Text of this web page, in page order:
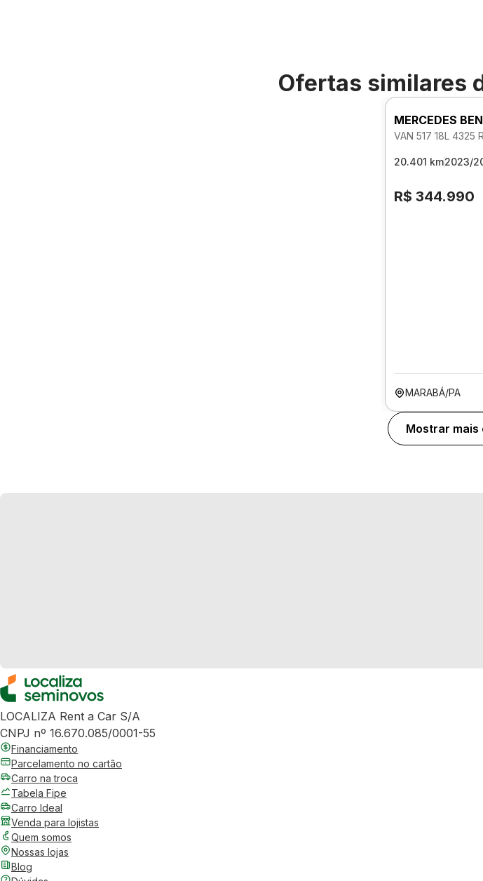
Ofertas similares
MERCEDES
VAN 517 18L 4325
20.401 km2023/
R$ 344.990
MARABÁ/PA
Mostrar
LOCALIZA Rent a Car S/A
CNPJ nº 16.670.085/0001-55
Financiamento
Parcelamento no cartão
Carro na troca
Tabela Fipe
Carro Ideal
Venda para lojistas
Quem somos
Nossas lojas
Blog